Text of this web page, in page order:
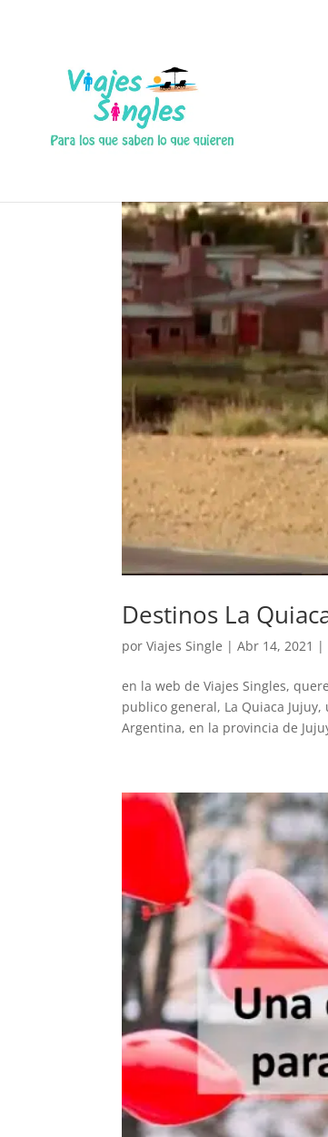
Destinos La
porViajes Single |Abr 14, 2021 |
en la web de Viajes Singles,
publico general, La Quiaca
Argentina, en la provincia de